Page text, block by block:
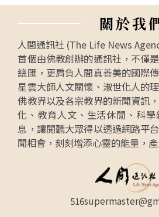
關於我
人間通訊社 (The Life News
首個由佛教創辦的通訊社，不僅
總匯，更肩負人間真善美的國際
星雲大師人文關懷、淑世化人的
佛教界以及各宗教界的新聞資訊
化、教育人文、生活休閒、科
息，讓閱聽大眾得以透過網路平
聞相會，刻刻增添心靈的能量，